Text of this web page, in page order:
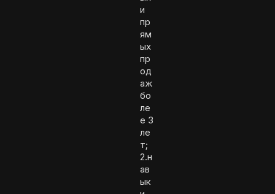
и
пр
ям
ых
пр
од
аж
бо
ле
е 3
ле
т;
2.н
ав
ык